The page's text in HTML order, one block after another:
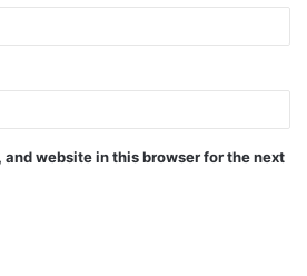
and website in this browser for the next